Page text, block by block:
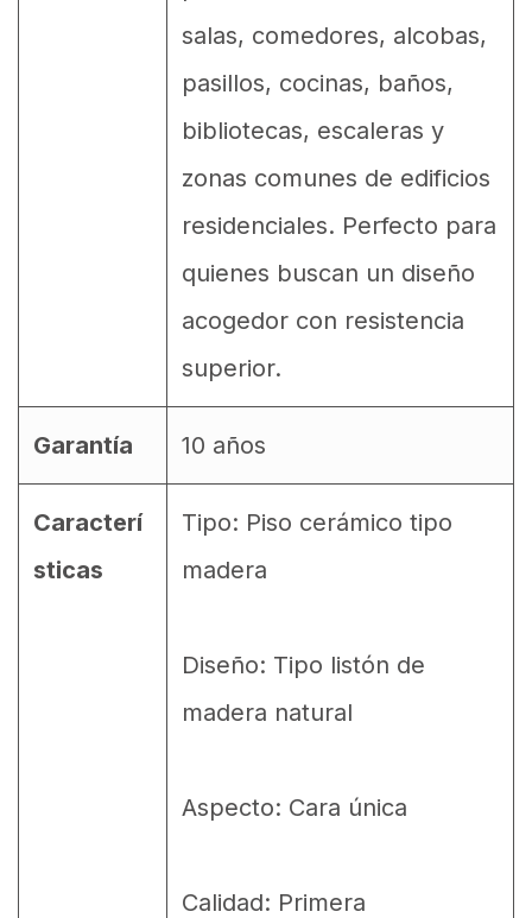
salas, comedores, alcobas,
pasillos, cocinas, baños,
bibliotecas, escaleras y
zonas comunes de edificios
residenciales. Perfecto para
quienes buscan un diseño
acogedor con resistencia
superior.
Garantía 10 años
Caracterí
sticas
Tipo: Piso cerámico tipo
madera
Diseño: Tipo listón de
madera natural
Aspecto: Cara única
Calidad: Primera